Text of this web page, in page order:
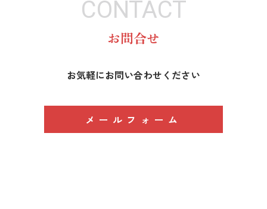
CONTACT
お問合せ
お気軽にお問い合わせください
メールフォーム